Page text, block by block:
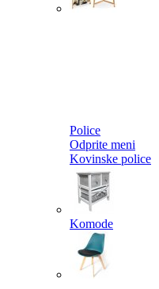
Police
Odprite meni
Kovinske police
Komode